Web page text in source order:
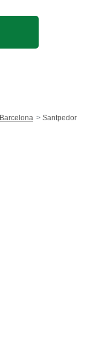
Santpedor